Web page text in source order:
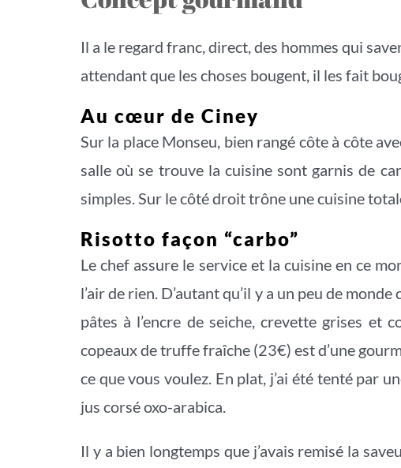
Il a le regard franc, direct, des hommes qui
attendant que les choses bougent, il les fait
Au cœur de Ciney
Sur la place Monseu, bien rangé côte à côte
salle où se trouve la cuisine sont garnis de
simples. Sur le côté droit trône une cuisine
Risotto façon “carbo”
Le chef assure le service et la cuisine en ce
l’air de rien. D’autant qu’il y a un peu de
pâtes à l’encre de seiche, crevette grises et
copeaux de truffe fraîche (23€) est d’une
ce que vous voulez. En plat, j’ai été tenté par
jus corsé oxo-arabica.
Il y a bien longtemps que j’avais remisé la